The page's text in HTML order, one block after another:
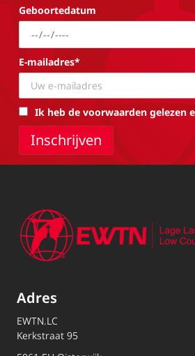
Geboortedatum
E-mailadres*
Ik heb de voorwaarden gelezen
Adres
EWTN.LC
Kerkstraat 95